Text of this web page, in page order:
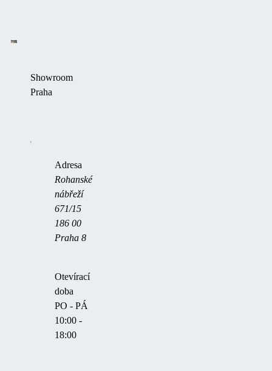
Showroom
Praha
Adresa
Rohanské
nábřeží
671/15
186 00
Praha 8
Otevírací
doba
PO - PÁ
10:00 -
18:00